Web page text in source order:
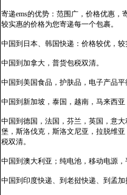
寄递ems的优势：范围广，价格优惠
较实惠的价格为您寄递每一个包裹。
中国到日本、韩国快递：价格较优，较
中国到加拿大，普货包税双清。
中国到美国食品，护肤品，电子产品平
中国到新加坡，泰国，越南，马来西
中国到德国，法国，芬兰，英国，意
堡，斯洛伐克，斯洛文尼亚，拉脱维
税双清。
中国到澳大利亚；纯电池，移动电源
中国到印度快递、到老挝快递、到孟加